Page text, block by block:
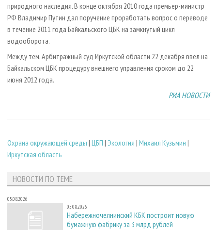
природного наследия. В конце октября 2010 года премьер-министр
РФ Владимир Путин дал поручение проработать вопрос о переводе
в течение 2011 года Байкальского ЦБК на замкнутый цикл
водооборота.
Между тем, Арбитражный суд Иркутской области 22 декабря ввел на
Байкальском ЦБК процедуру внешнего управления сроком до 22
июня 2012 года.
РИА НОВОСТИ
Охрана окружающей среды | ЦБП | Экология | Михаил Кузьмин |
Иркутская область
НОВОСТИ ПО ТЕМЕ
05.08.2026
05.08.2026
Набережночелнинский КБК построит новую
бумажную фабрику за 3 млрд рублей